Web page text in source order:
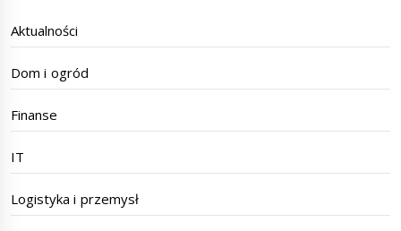
Aktualności
Dom i ogród
Finanse
IT
Logistyka i przemysł